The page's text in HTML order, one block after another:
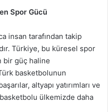
Spor Gücü
insan tarafından takip
Türkiye, bu küresel spor
bir güç haline
basketbolunun
altyapı yatırımları ve
ülkemizde daha